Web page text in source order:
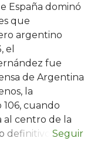
España dominó
que
argentino
el
fue
de Argentina
la
cuando
al centro de la